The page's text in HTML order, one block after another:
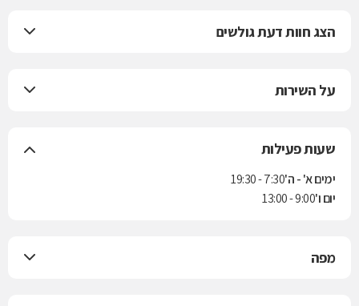
הצג חוות דעת גולשים
על השירות
שעות פעילות
ימים א' - ה'7:30 - 19:30
יום ו'9:00 - 13:00
מפה